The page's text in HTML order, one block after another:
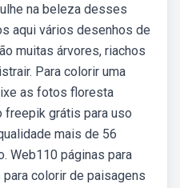
na beleza desses
aqui vários desenhos de
muitas árvores, riachos
Para colorir uma
as fotos floresta
freepik grátis para uso
mais de 56
Web110 páginas para
colorir de paisagens